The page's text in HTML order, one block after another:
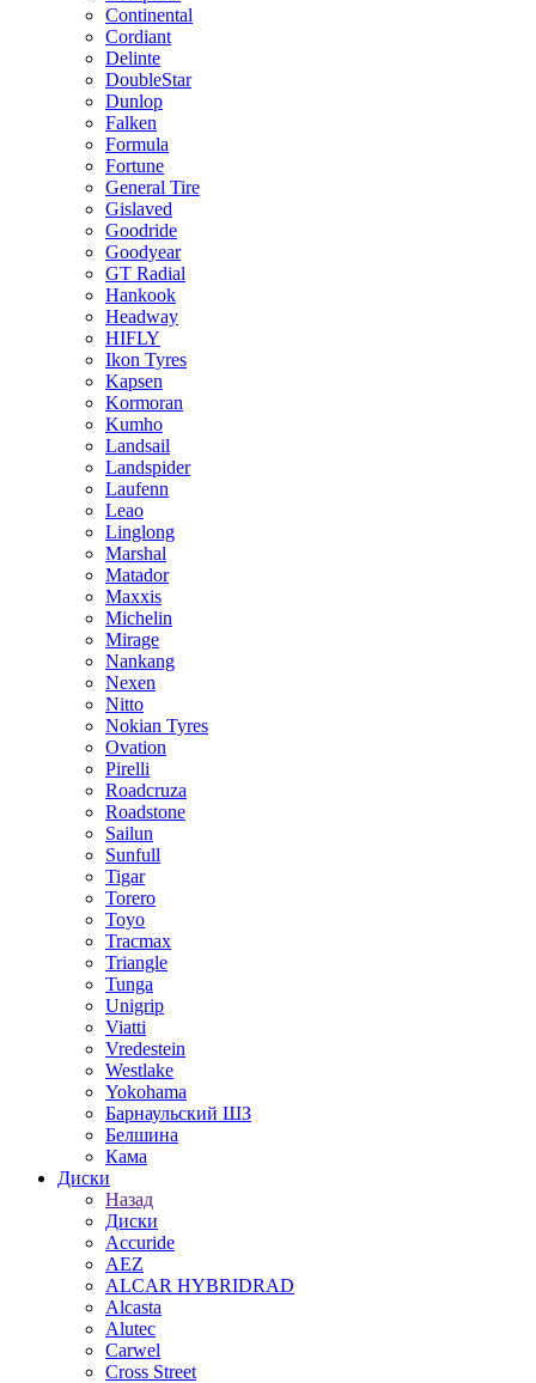
Continental
Cordiant
Delinte
DoubleStar
Dunlop
Falken
Formula
Fortune
General Tire
Gislaved
Goodride
Goodyear
GT Radial
Hankook
Headway
HIFLY
Ikon Tyres
Kapsen
Kormoran
Kumho
Landsail
Landspider
Laufenn
Leao
Linglong
Marshal
Matador
Maxxis
Michelin
Mirage
Nankang
Nexen
Nitto
Nokian Tyres
Ovation
Pirelli
Roadcruza
Roadstone
Sailun
Sunfull
Tigar
Torero
Toyo
Tracmax
Triangle
Tunga
Unigrip
Viatti
Vredestein
Westlake
Yokohama
Барнаульский ШЗ
Белшина
Кама
Диски
Назад
Диски
Accuride
AEZ
ALCAR HYBRIDRAD
Alcasta
Alutec
Carwel
Cross Street